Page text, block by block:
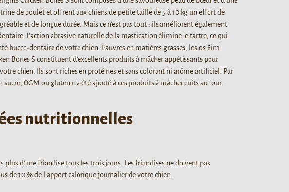
de poulet et offrent aux chiens de petite taille de 5 à 10 kg un effort de
et de longue durée. Mais ce n'est pas tout : ils améliorent également
L'action abrasive naturelle de la mastication élimine le tartre, ce qui
bucco-dentaire de votre chien. Pauvres en matières grasses, les os 8in1
Bones S constituent d'excellents produits à mâcher appétissants pour
chien. Ils sont riches en protéines et sans colorant ni arôme artificiel. Par
sucre, OGM ou gluten n'a été ajouté à ces produits à mâcher cuits au four.
nutritionnelles
plus d'une friandise tous les trois jours. Les friandises ne doivent pas
de 10 % de l'apport calorique journalier de votre chien.